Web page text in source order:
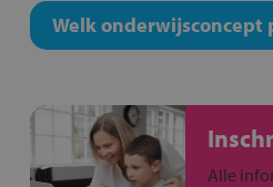
Welk onderwijsconcept
Alle